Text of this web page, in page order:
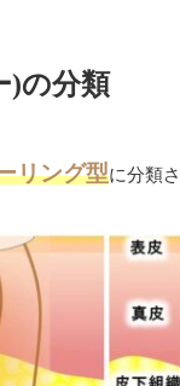
)の分類
リング型に分類